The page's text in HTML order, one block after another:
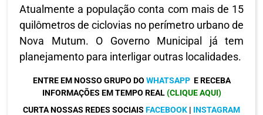
Atualmente a população conta com mais de 15
quilômetros de ciclovias no perímetro urbano de
Nova Mutum. O Governo Municipal já tem
planejamento para interligar outras localidades.
ENTRE EM NOSSO GRUPO DO WHATSAPP E RECEBA
INFORMAÇÕES EM TEMPO REAL(CLIQUE AQUI)
CURTA NOSSAS REDES SOCIAIS FACEBOOK | INSTAGRAM